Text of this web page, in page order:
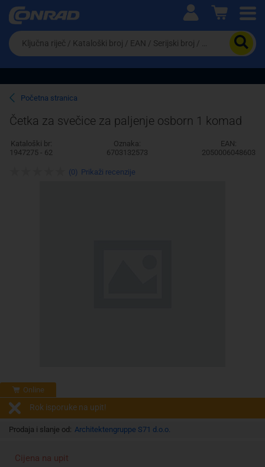
Ova postavka prilagođava asortiman proizvoda i
cijene vašim potrebama.
Pravno lice
Da
biste
potražili
proizvod,
unesite
ključnu
riječ,
kataloški
broj,
EAN
ili
Početna stranica
Četka za svečice za paljenje osborn 1 komad
Kataloški br:
1947275 - 62
Oznaka:
6703132573
EAN:
2050006048603
Online
Rok isporuke na upit!
Prodaja i slanje od: Architektengruppe S71 d.o.o.
Cijena na upit
(0) Prikaži recenzije